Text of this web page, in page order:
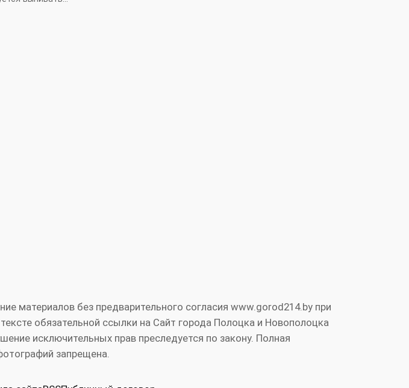
материалов без предварительного согласия www.gorod214.by при
обязательной ссылки на Сайт города Полоцка и Новополоцка
исключительных прав преследуется по закону. Полная
запрещена.